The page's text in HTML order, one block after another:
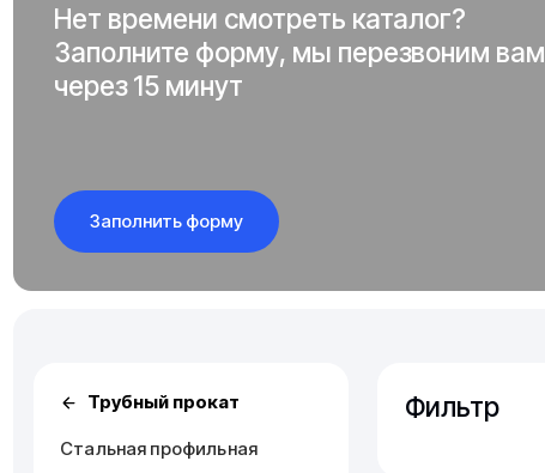
Нет времени смотреть каталог?
Заполните форму, мы перезвоним вам
через 15 минут
Заполнить форму
Трубный прокат
Стальная профильная
Фильтр